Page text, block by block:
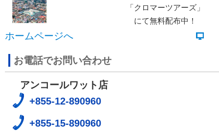
「クロマーツアーズ」
にて無料配布中！
ホームページへ
お電話でお問い合わせ
アンコールワット店
+855-12-890960
+855-15-890960